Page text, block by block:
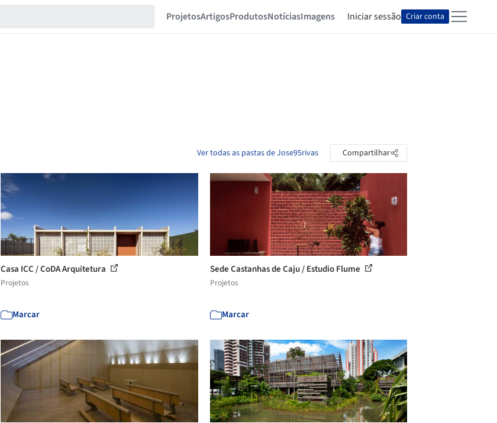
ProjetosArtigosProdutosNotíciasImagens Iniciar sessão Criar conta
Ver todas as pastas de Jose95rivas Compartilhar
Casa ICC / CoDA Arquitetura
Projetos
Marcar
Sede Castanhas de Caju / Estudio Flume
Projetos
Marcar